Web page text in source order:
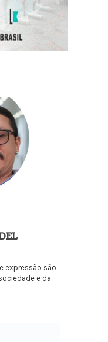
expressão são
e da